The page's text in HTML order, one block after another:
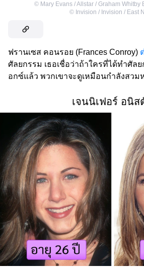
© Mary Evans / Allstar / Graham Whitby
© Invision / Invision / East
ฟรานเซส คอนรอย (Frances Conroy)
ศัลยกรรม เธอเชื่อว่าถ้าใครที่ได้ทำศัล
อกซ์แล้ว พวกเขาจะดูเหมือนกำลังสวม
เจนนิเฟอร์ อนิส